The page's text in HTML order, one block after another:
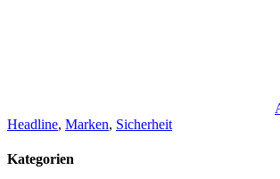
Headline, Marken, Sicherheit
Kategorien